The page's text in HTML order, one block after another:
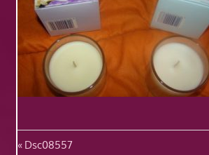
Beitragsnavigation
Vorheriger
Dsc08557